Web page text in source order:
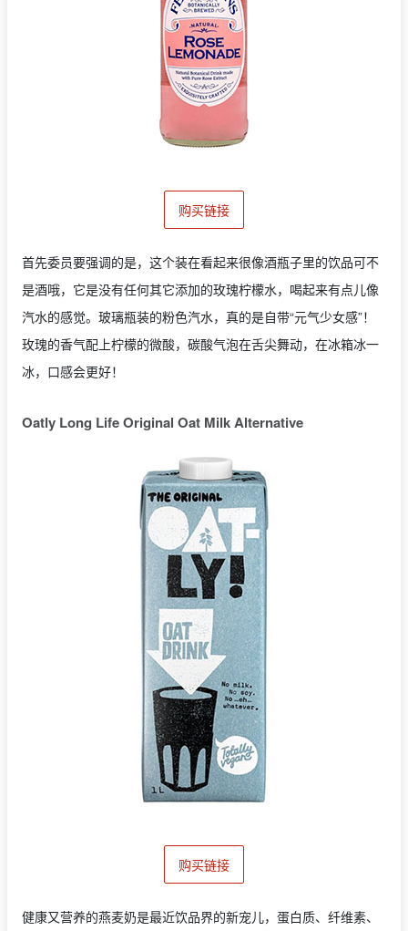
购买链接
首先委员要强调的是，这个装在看起来很像酒瓶子里的饮品可不
是酒哦，它是没有任何其它添加的玫瑰柠檬水，喝起来有点儿像
汽水的感觉。玻璃瓶装的粉色汽水，真的是自带“元气少女感”！
玫瑰的香气配上柠檬的微酸，碳酸气泡在舌尖舞动，在冰箱冰一
冰，口感会更好！
Oatly Long Life Original Oat Milk Alternative
购买链接
健康又营养的燕麦奶是最近饮品界的新宠儿，蛋白质、纤维素、